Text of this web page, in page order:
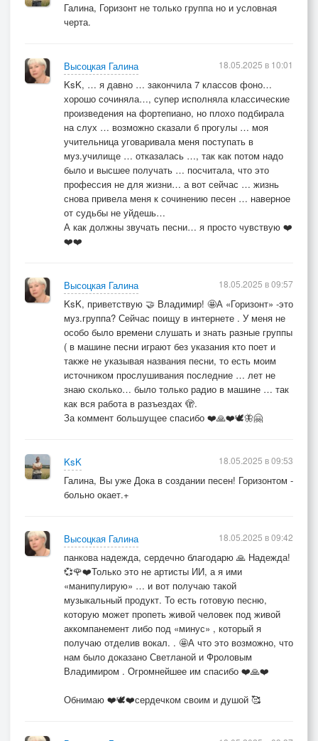
Галина, Горизонт не только группа но и условная
черта.
Высоцкая Галина
KsK, … я давно … закончила 7 классов фоно…
хорошо сочиняла…, супер исполняла классические
произведения на фортепиано, но плохо подбирала
на слух … возможно сказали б прогулы … моя
учительница уговаривала меня поступать в
муз.училище … отказалась …, так как потом надо
было и высшее получать … посчитала, что это
профессия не для жизни… а вот сейчас … жизнь
снова привела меня к сочинению песен … наверное
от судьбы не уйдешь…
А как должны звучать песни… я просто чувствую ❤️
❤️❤️
18.05.2025 в 10:01
Высоцкая Галина
KsK, приветствую 🤝 Владимир! 🤩А «Горизонт» -это
муз.группа? Сейчас поищу в интернете . У меня не
особо было времени слушать и знать разные группы
( в машине песни играют без указания кто поет и
также не указывая названия песни, то есть моим
источником прослушивания последние … лет не
знаю сколько… было только радио в машине … так
как вся работа в разъездах 🫣.
За коммент большущее спасибо ❤️🙏❤️🕊️🦋🤗
18.05.2025 в 09:57
KsK
Галина, Вы уже Дока в создании песен! Горизонтом -
больно окает.+
18.05.2025 в 09:53
Высоцкая Галина
панкова надежда, сердечно благодарю 🙏 Надежда!
💞🌹❤️Только это не артисты ИИ, а я ими
«манипулирую» … и вот получаю такой
музыкальный продукт. То есть готовую песню,
которую может пропеть живой человек под живой
аккомпанемент либо под «минус» , который я
получаю отделив вокал. . 🤩А что это возможно, что
нам было доказано Светланой и Фроловым
Владимиром . Огромнейшее им спасибо ❤️🙏❤️
Обнимаю ❤️🕊️❤️сердечком своим и душой 🥰
18.05.2025 в 09:42